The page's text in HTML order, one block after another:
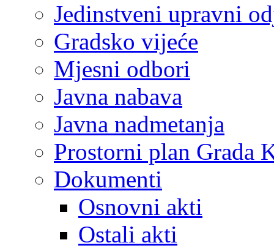
Jedinstveni upravni
Gradsko vijeće
Mjesni odbori
Javna nabava
Javna nadmetanja
Prostorni plan Grada
Dokumenti
Osnovni akti
Ostali akti